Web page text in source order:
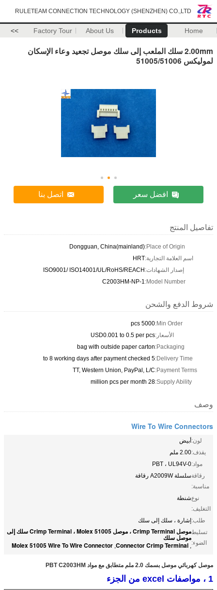
RULETEAM CONNECTION TECHNOLOGY (SHENZHEN) CO.,LTD
Home
Products
About Us
Factory Tour
>>
2.00mm سلك الملعب إلى سلك موصل تجعيد وعاء الإسكان
لموليكس 51005/51006
افضل سعر اتصل بنا
تفاصيل المنتج
Place of Origin:
Dongguan, China(mainland)
اسم العلامة التجارية:HRT
إصدار الشهادات:ISO9001/ ISO14001/UL/RoHS/REACH
Model Number:
C2003HM-NP-1
شروط الدفع والشحن
Min Order:
5000 pcs
الأسعار:USD0.001 to 0.5 per pcs
Packaging:
bag with outside paper carton
Delivery Time:
5 to 8 working days after payment checked
Payment Terms:
TT, Western Union, PayPal, L/C
Supply Ability:
28 million pcs per month
وصف
Wire To Wire Connectors
لون:أبيض
يقذف:2.00 ملم
مواد:PBT ، UL94V-0
رقاقة
مناسبة:
سلسلة A2009W رقاقة
نوع
التغليف:
شنطة
طلب:إشارة ، سلك إلى سلك
تسليط
الضوء:
موصل Crimp Terminal ، موصل Crimp Terminal ، Molex 51005 سلك إلى
موصل سلك
,
Connector Crimp Terminal
,
Molex 51005 Wire To Wire Connector
موصل كهربائي موصل بسمك 2.0 ملم متطابق مع مواد PBT C2003HM
1 ، مواصفات excel من الجزء